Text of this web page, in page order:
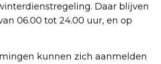
Daar blijven
06.00 tot 24.00 uur, en op
kunnen zich aanmelden